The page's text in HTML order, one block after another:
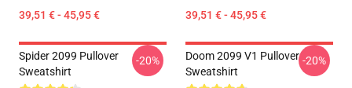
39,51 € - 45,95 € 39,51 € - 45,95 €
Spider 2099 Pullover
Sweatshirt
-20%
Doom 2099 V1 Pullover
Sweatshirt
-20%